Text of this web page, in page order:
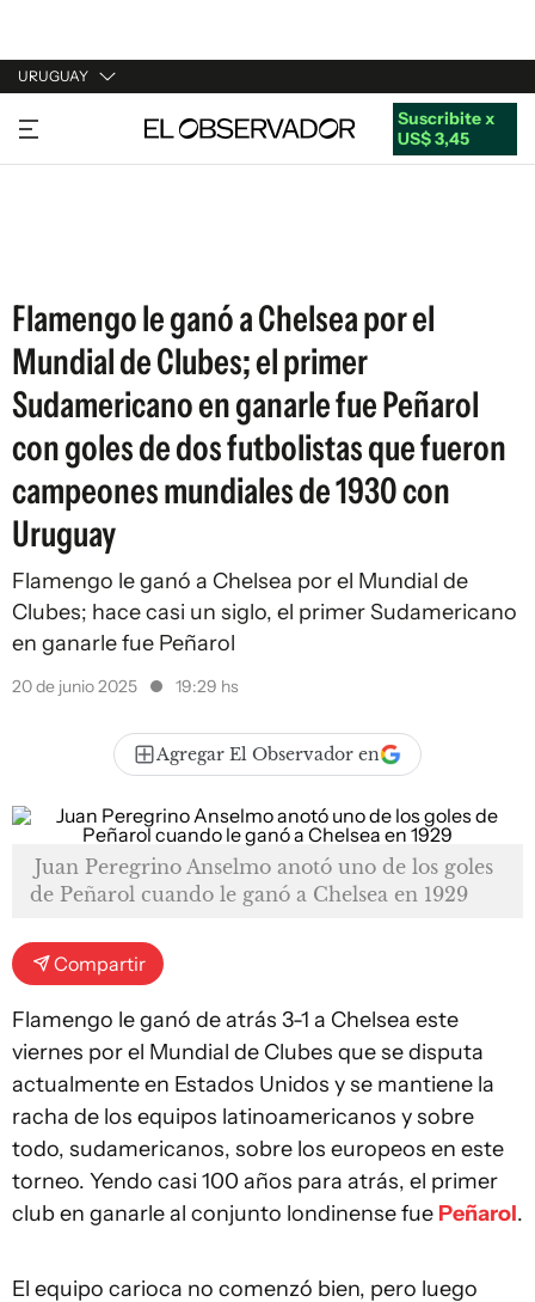
URUGUAY
URUGUAY
ARGENTINA
Suscribite x
US$ 3,45
Flamengo le ganó a Chelsea por el
Mundial de Clubes; el primer
Sudamericano en ganarle fue Peñarol
con goles de dos futbolistas que fueron
campeones mundiales de 1930 con
Uruguay
Flamengo le ganó a Chelsea por el Mundial de
Clubes; hace casi un siglo, el primer Sudamericano
en ganarle fue Peñarol
20 de junio 2025 19:29 hs
Agregar El Observador en
Juan Peregrino Anselmo anotó uno de los goles
de Peñarol cuando le ganó a Chelsea en 1929
Compartir
Flamengo le ganó de atrás 3-1 a Chelsea este
viernes por el Mundial de Clubes que se disputa
actualmente en Estados Unidos y se mantiene la
racha de los equipos latinoamericanos y sobre
todo, sudamericanos, sobre los europeos en este
torneo. Yendo casi 100 años para atrás, el primer
club en ganarle al conjunto londinense fue Peñarol.
El equipo carioca no comenzó bien, pero luego